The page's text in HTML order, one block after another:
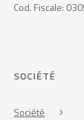
Cod. Fiscale:
SOCIÉTÉ
Société